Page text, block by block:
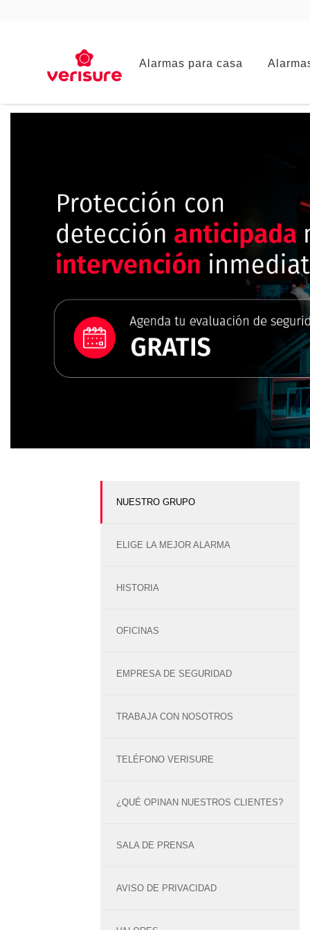
navigation
Alarmas para casa
NUESTRO GRUPO
ELIGE LA MEJOR ALARMA
HISTORIA
OFICINAS
EMPRESA DE SEGURIDAD
TRABAJA CON NOSOTROS
TELÉFONO VERISURE
¿QUÉ OPINAN NUESTROS CLIENTES?
SALA DE PRENSA
AVISO DE PRIVACIDAD